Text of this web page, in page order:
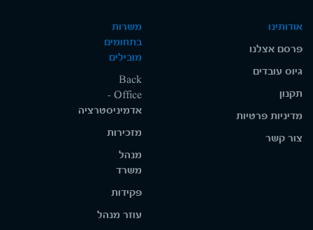
אודותינו
פרסם אצלנו
גיוס עובדים
תקנון
מדיניות פרטיות
צור קשר
משרות
בתחומים
מובילים
Back
Office -
אדמיניסטרציה
מזכירות
מנהל
משרד
פקידות
עוזר מנהל